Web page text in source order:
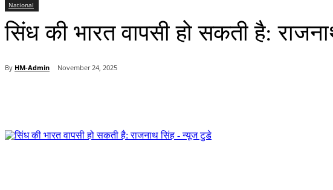
National
सिंध की भारत वापसी हो सकती है:
By HM-Admin November 24, 2025